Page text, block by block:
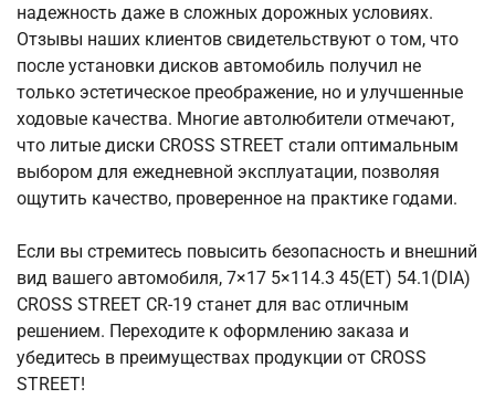
надежность даже в сложных дорожных условиях.
Отзывы наших клиентов свидетельствуют о том, что
после установки дисков автомобиль получил не
только эстетическое преображение, но и улучшенные
ходовые качества. Многие автолюбители отмечают,
что литые диски CROSS STREET стали оптимальным
выбором для ежедневной эксплуатации, позволяя
ощутить качество, проверенное на практике годами.
Если вы стремитесь повысить безопасность и внешний
вид вашего автомобиля, 7×17 5×114.3 45(ET) 54.1(DIA)
CROSS STREET CR-19 станет для вас отличным
решением. Переходите к оформлению заказа и
убедитесь в преимуществах продукции от CROSS
STREET!